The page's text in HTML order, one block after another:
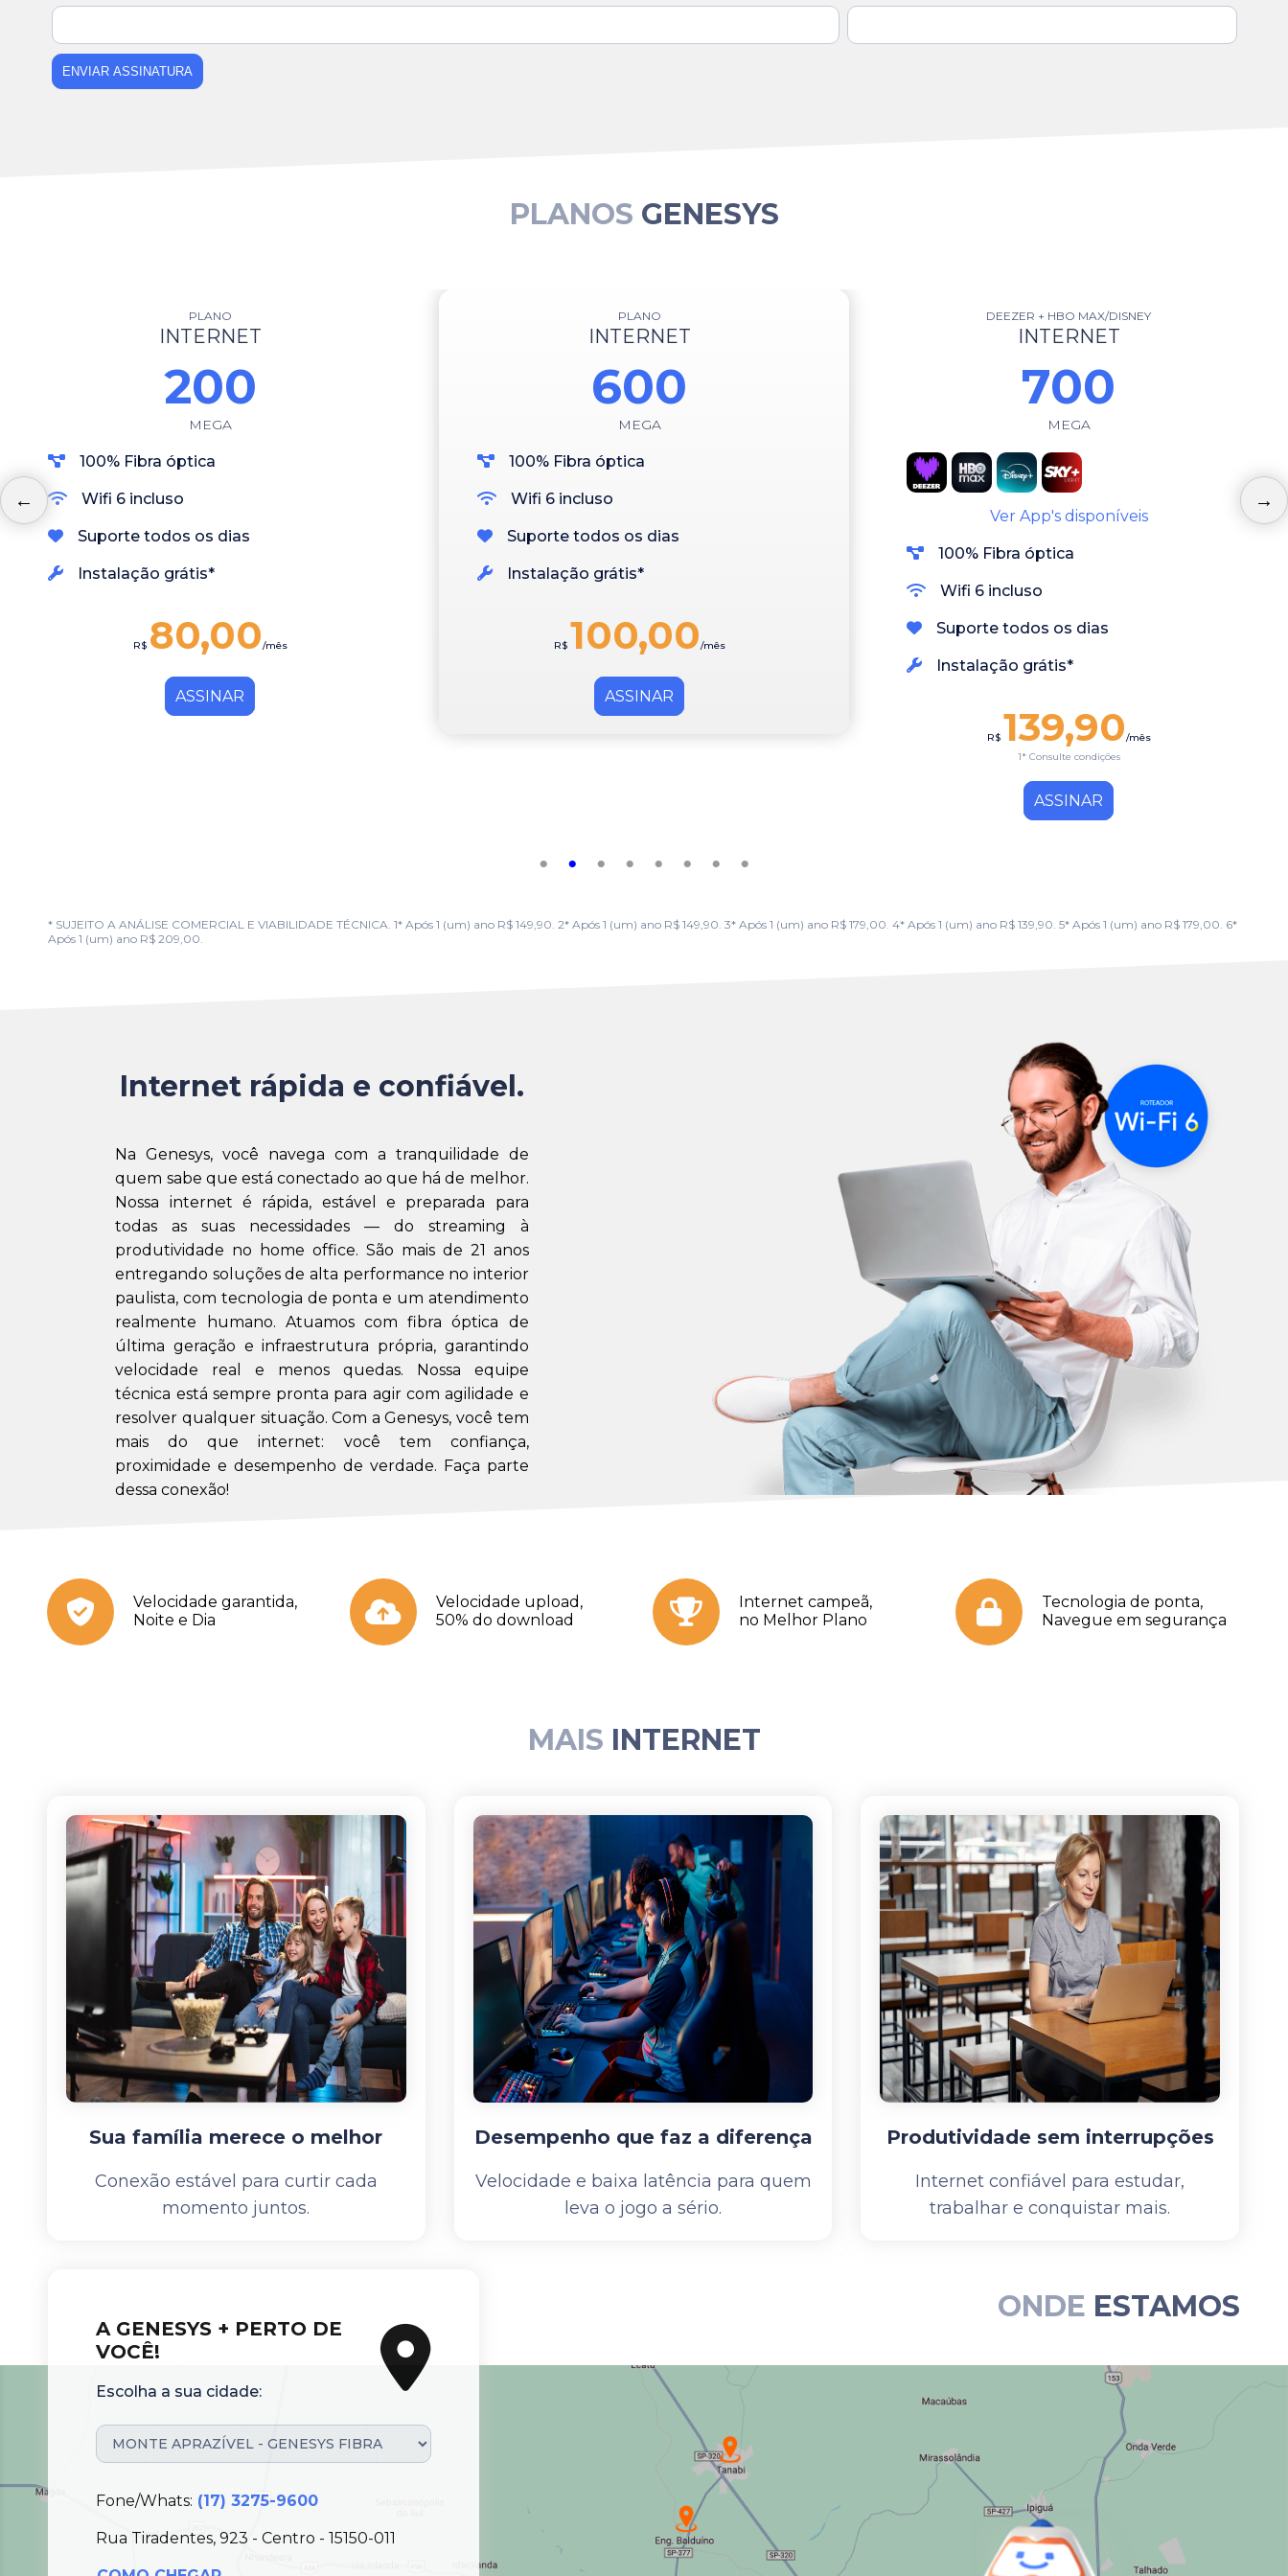
ENVIAR ASSINATURA
PLANOS GENESYS
PLANO
INTERNET
200
MEGA
100% Fibra óptica
Wifi 6 incluso
Suporte todos os dias
Instalação grátis*
R$ 80,00/mês
ASSINAR
PLANO
INTERNET
600
MEGA
100% Fibra óptica
Wifi 6 incluso
Suporte todos os dias
Instalação grátis*
R$ 100,00/mês
ASSINAR
DEEZER + HBO MAX/DISNEY
INTERNET
700
MEGA
Ver App's disponíveis
100% Fibra óptica
Wifi 6 incluso
Suporte todos os dias
Instalação grátis*
R$ 139,90/mês
1* Consulte condições
ASSINAR
* SUJEITO A ANÁLISE COMERCIAL E VIABILIDADE TÉCNICA. 1* Após 1 (um) ano R$ 149,90. 2* Após 1 (um) ano R$ 149,90. 3* Após 1 (um) ano R$ 179,00. 4* Após 1 (um) ano R$ 139,90. 5* Após 1 (um) ano R$ 179,00. 6*
Após 1 (um) ano R$ 209,00.
Internet rápida e confiável.
Na Genesys, você navega com a tranquilidade de
quem sabe que está conectado ao que há de melhor.
Nossa internet é rápida, estável e preparada para
todas as suas necessidades — do streaming à
produtividade no home office. São mais de 21 anos
entregando soluções de alta performance no interior
paulista, com tecnologia de ponta e um atendimento
realmente humano. Atuamos com fibra óptica de
última geração e infraestrutura própria, garantindo
velocidade real e menos quedas. Nossa equipe
técnica está sempre pronta para agir com agilidade e
resolver qualquer situação. Com a Genesys, você tem
mais do que internet: você tem confiança,
proximidade e desempenho de verdade. Faça parte
dessa conexão!
Velocidade garantida,
Noite e Dia
Velocidade upload,
50% do download
Internet campeã,
no Melhor Plano
Tecnologia de ponta,
Navegue em segurança
MAIS INTERNET
Sua família merece o melhor
Conexão estável para curtir cada
momento juntos.
Desempenho que faz a diferença
Velocidade e baixa latência para quem
leva o jogo a sério.
Produtividade sem interrupções
Internet confiável para estudar,
trabalhar e conquistar mais.
ONDE ESTAMOS
A GENESYS + PERTO DE
VOCÊ!
Escolha a sua cidade:
Fone/Whats: (17) 3275-9600
Rua Tiradentes, 923 - Centro - 15150-011